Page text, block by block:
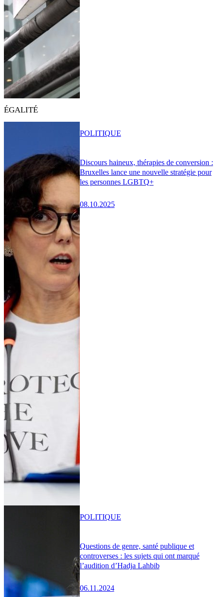
ÉGALITÉ
Discours haineux, thérapies de conversion :
Bruxelles lance une nouvelle stratégie pour
les personnes LGBTQ+
08.10.2025
POLITIQUE
Questions de genre, santé publique et
controverses : les sujets qui ont marqué
l’audition d’Hadja Lahbib
06.11.2024
POLITIQUE